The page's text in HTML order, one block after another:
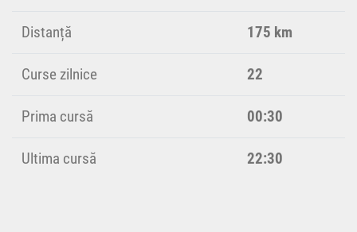
Distanță 175 km
Curse zilnice 22
Prima cursă 00:30
Ultima cursă 22:30